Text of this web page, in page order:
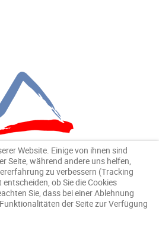
Website. Einige von ihnen sind
Seite, während andere uns helfen,
zu verbessern (Tracking
ob Sie die Cookies
Sie, dass bei einer Ablehnung
der Seite zur Verfügung